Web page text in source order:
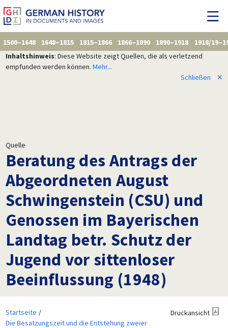
1500–1648 1648–1815 1815–1866 1866–1890 1890–1918
1918/
Inhaltshinweis: Diese Website zeigt Quellen, die als verletzend
empfunden werden können. Mehr...
Schließen
✕
Quelle
Beratung des Antrags der
Abgeordneten August
Schwingenstein (CSU) und
Genossen im Bayerischen
Landtag betr. Schutz der
Jugend vor sittenloser
Beeinflussung (1948)
Startseite
Die Besatzungszeit und die Entstehung zweier
Druckansicht